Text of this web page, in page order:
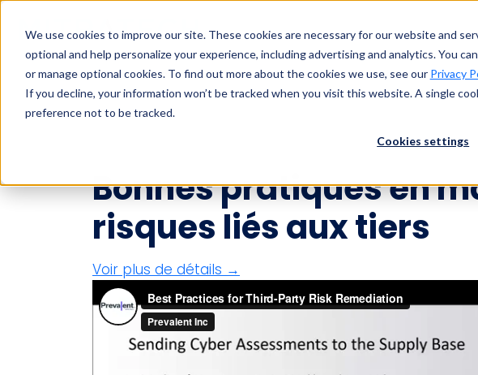
We use cookies to improve our site. These cookies are necessary for our website and
optional and help personalize your experience, including advertising and analytics. You
or manage optional cookies. To find out more about the cookies we use, see our Privacy
If you decline, your information won’t be tracked when you visit this website. A single
preference not to be tracked.
Cookies settings
Recherche
Industries Solutions Produits Succès des clients
Bonnes pratiques en
risques liés aux tiers
Voir plus de détails →